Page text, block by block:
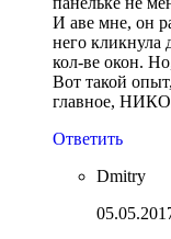
И аве мне, он
него кликнула
кол-ве окон.
Вот такой
главное,
Ответить
Dmitry